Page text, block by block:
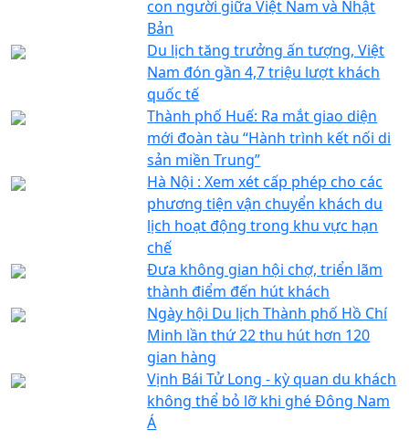
con người giữa Việt Nam và Nhật
Bản
Du lịch tăng trưởng ấn tượng, Việt
Nam đón gần 4,7 triệu lượt khách
quốc tế
Thành phố Huế: Ra mắt giao diện
mới đoàn tàu “Hành trình kết nối di
sản miền Trung”
Hà Nội : Xem xét cấp phép cho các
phương tiện vận chuyển khách du
lịch hoạt động trong khu vực hạn
chế
Đưa không gian hội chợ, triển lãm
thành điểm đến hút khách
Ngày hội Du lịch Thành phố Hồ Chí
Minh lần thứ 22 thu hút hơn 120
gian hàng
Vịnh Bái Tử Long - kỳ quan du khách
không thể bỏ lỡ khi ghé Đông Nam
Á